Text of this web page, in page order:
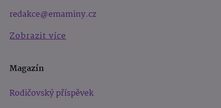
redakce@emaminy.cz
Zobrazit více
Magazín
Rodičovský příspěvek